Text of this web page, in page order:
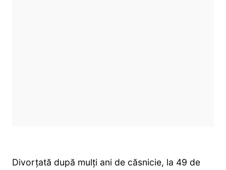
Divorțată după mulți ani de căsnicie, la 49 de